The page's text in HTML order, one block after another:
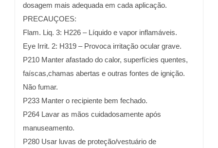
dosagem mais adequada em cada aplicação.
PRECAUÇOES:
Flam. Liq. 3: H226 – Líquido e vapor inflamáveis.
Eye Irrit. 2: H319 – Provoca irritação ocular grave.
P210 Manter afastado do calor, superfícies quentes,
faíscas,chamas abertas e outras fontes de ignição.
Não fumar.
P233 Manter o recipiente bem fechado.
P264 Lavar as mãos cuidadosamente após
manuseamento.
P280 Usar luvas de proteção/vestuário de